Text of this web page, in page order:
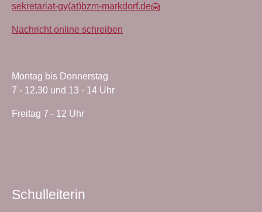
sekretariat-gy(at)bzm-markdorf.de
Nachricht online schreiben
Montag bis Donnerstag
7 - 12.30 und 13 - 14 Uhr
Freitag 7 - 12 Uhr
Schulleiterin